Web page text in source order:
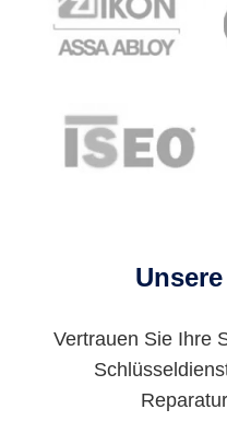
Vertrauen Sie Ihre